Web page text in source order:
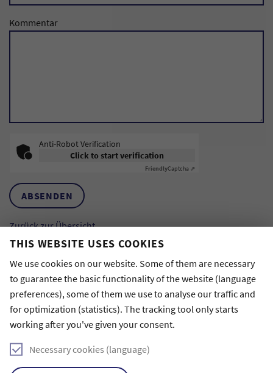
THIS WEBSITE USES COOKIES
We use cookies on our website. Some of them are necessary
to guarantee the basic functionality of the website (language
preferences), some of them we use to analyse our traffic and
for optimization (statistics). The tracking tool only starts
working after you've given your consent.
Necessary cookies (language)
Kommentar
Anti-Robot Verification
Click to start verification
FriendlyCaptcha ⇗
ABSENDEN
Zurück zur Übersicht
VERWANDTE ARTIKEL
24. January 2023
Kann man Tanzen online lernen?